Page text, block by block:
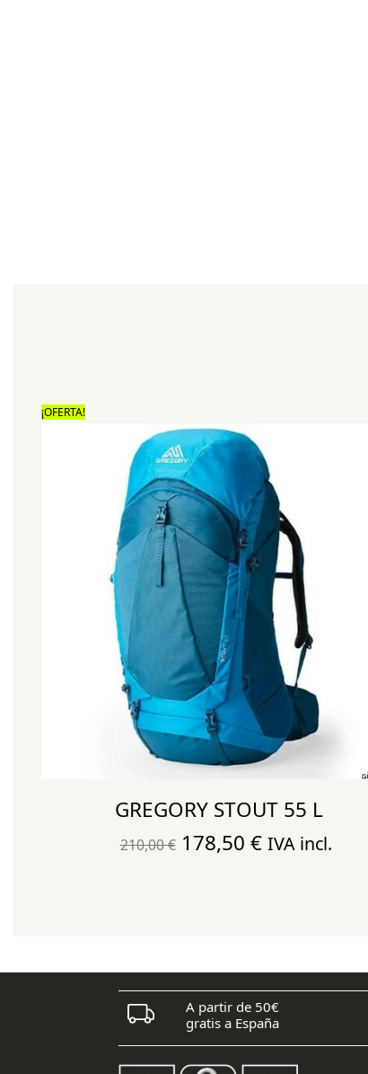
¡OFERTA!
GREGORY STOUT 55 L
210,00€ El
178,50 €ElIVA incl.
A partir de 50€
gratis a España